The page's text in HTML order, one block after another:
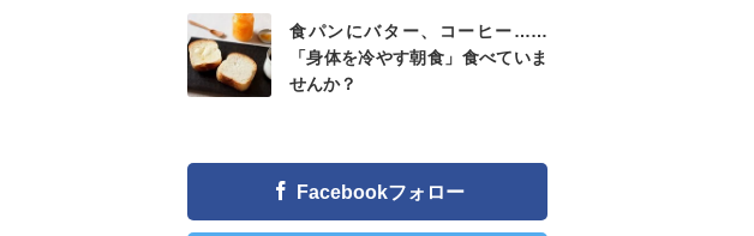
食パンにバター、コーヒー……
「身体を冷やす朝食」食べていま
せんか？
Facebookフォロー